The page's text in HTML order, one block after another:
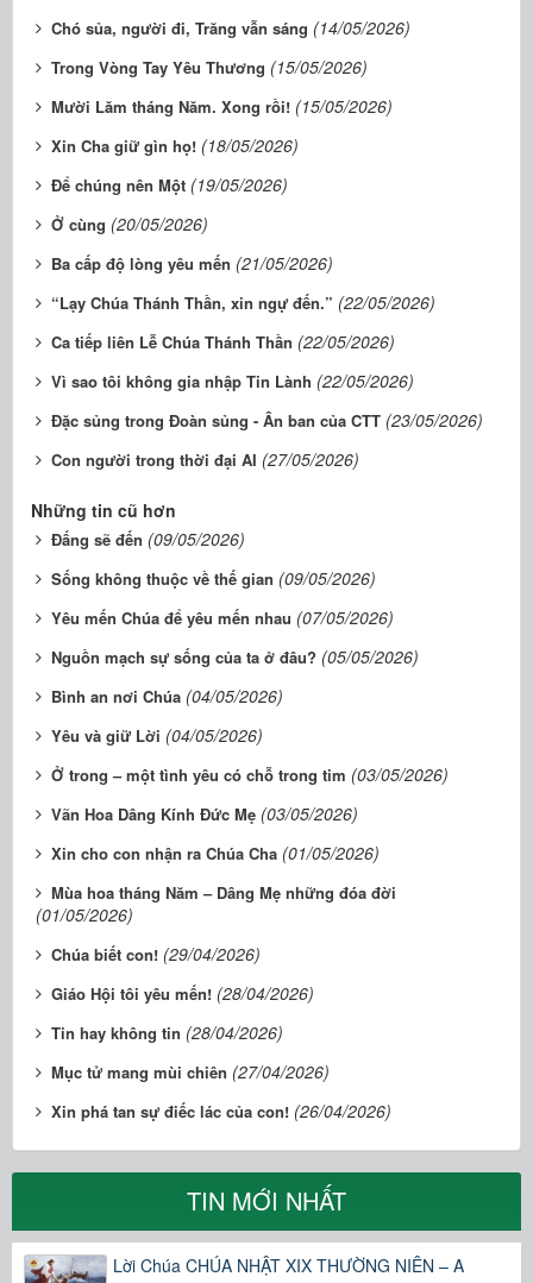
Chó sủa, người đi, Trăng vẫn sáng (14/05/2026)
Trong Vòng Tay Yêu Thương (15/05/2026)
Mười Lăm tháng Năm. Xong rồi! (15/05/2026)
Xin Cha giữ gìn họ! (18/05/2026)
Để chúng nên Một (19/05/2026)
Ở cùng (20/05/2026)
Ba cấp độ lòng yêu mến (21/05/2026)
“Lạy Chúa Thánh Thần, xin ngự đến.” (22/05/2026)
Ca tiếp liên Lễ Chúa Thánh Thần (22/05/2026)
Vì sao tôi không gia nhập Tin Lành (22/05/2026)
Đặc sủng trong Đoàn sủng - Ân ban của CTT (23/05/2026)
Con người trong thời đại AI (27/05/2026)
Những tin cũ hơn
Đấng sẽ đến (09/05/2026)
Sống không thuộc về thế gian (09/05/2026)
Yêu mến Chúa để yêu mến nhau (07/05/2026)
Nguồn mạch sự sống của ta ở đâu? (05/05/2026)
Bình an nơi Chúa (04/05/2026)
Yêu và giữ Lời (04/05/2026)
Ở trong – một tình yêu có chỗ trong tim (03/05/2026)
Vãn Hoa Dâng Kính Đức Mẹ (03/05/2026)
Xin cho con nhận ra Chúa Cha (01/05/2026)
Mùa hoa tháng Năm – Dâng Mẹ những đóa đời
(01/05/2026)
Chúa biết con! (29/04/2026)
Giáo Hội tôi yêu mến! (28/04/2026)
Tin hay không tin (28/04/2026)
Mục tử mang mùi chiên (27/04/2026)
Xin phá tan sự điếc lác của con! (26/04/2026)
TIN MỚI NHẤT
Lời Chúa CHÚA NHẬT XIX THƯỜNG NIÊN – A